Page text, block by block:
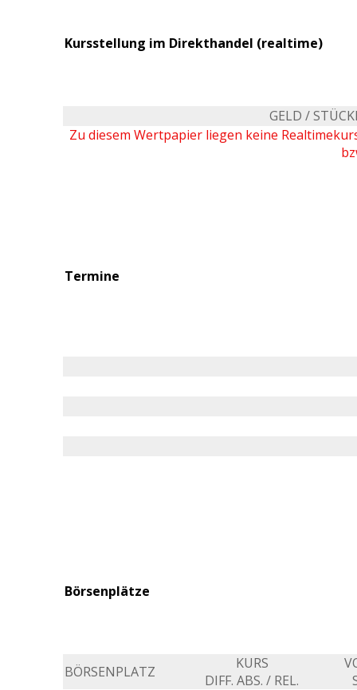
Kursstellung im Direkthandel (realtime)
GELD /
Zu diesem Wertpapier liegen keine
Termine
Börsenplätze
BÖRSENPLATZ
KURS
DIFF. ABS. / REL.